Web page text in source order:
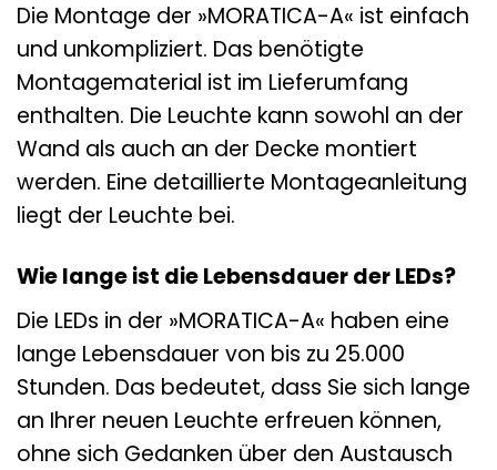
Die Montage der »MORATICA-A« ist einfach
und unkompliziert. Das benötigte
Montagematerial ist im Lieferumfang
enthalten. Die Leuchte kann sowohl an der
Wand als auch an der Decke montiert
werden. Eine detaillierte Montageanleitung
liegt der Leuchte bei.
Wie lange ist die Lebensdauer der LEDs?
Die LEDs in der »MORATICA-A« haben eine
lange Lebensdauer von bis zu 25.000
Stunden. Das bedeutet, dass Sie sich lange
an Ihrer neuen Leuchte erfreuen können,
ohne sich Gedanken über den Austausch